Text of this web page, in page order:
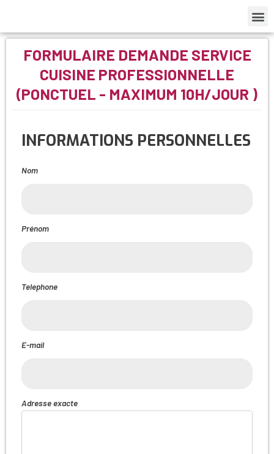
FORMULAIRE DEMANDE SERVICE
CUISINE PROFESSIONNELLE
(PONCTUEL - MAXIMUM 10H/JOUR )​
INFORMATIONS PERSONNELLES
Nom
Prénom
Telephone
E-mail
Adresse exacte